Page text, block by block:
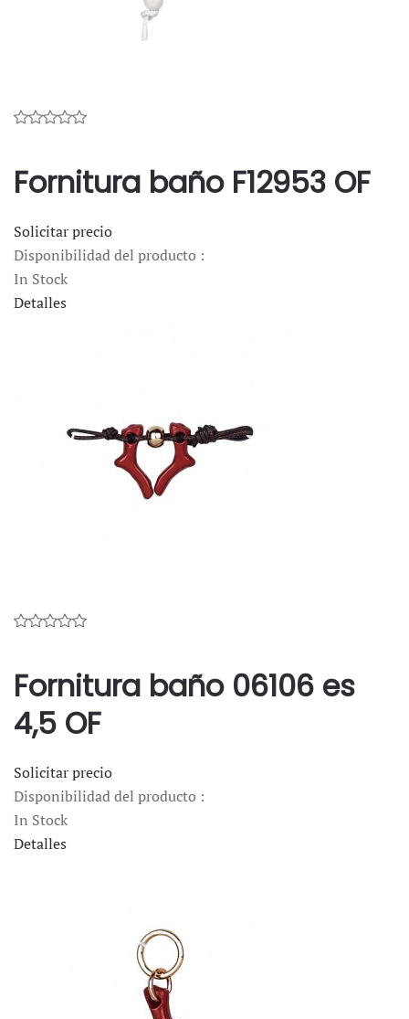
Fornitura baño F12953 OF
Solicitar precio
Disponibilidad del producto :
In Stock
Detalles
Fornitura baño 06106 es
4,5 OF
Solicitar precio
Disponibilidad del producto :
In Stock
Detalles